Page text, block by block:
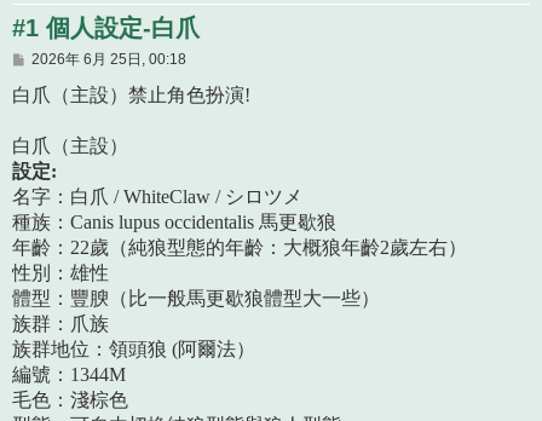
#1 個人設定-白爪
文
2026年 6月 25日, 00:18
白爪（主設）禁止角色扮演!
白爪（主設）
設定:
名字：白爪 / WhiteClaw / シロツメ
種族：Canis lupus occidentalis 馬更歇狼
年齡：22歲（純狼型態的年齡：大概狼年齡2歲左右）
性別：雄性
體型：豐腴（比一般馬更歇狼體型大一些）
族群：爪族
族群地位：領頭狼 (阿爾法）
編號：1344M
毛色：淺棕色